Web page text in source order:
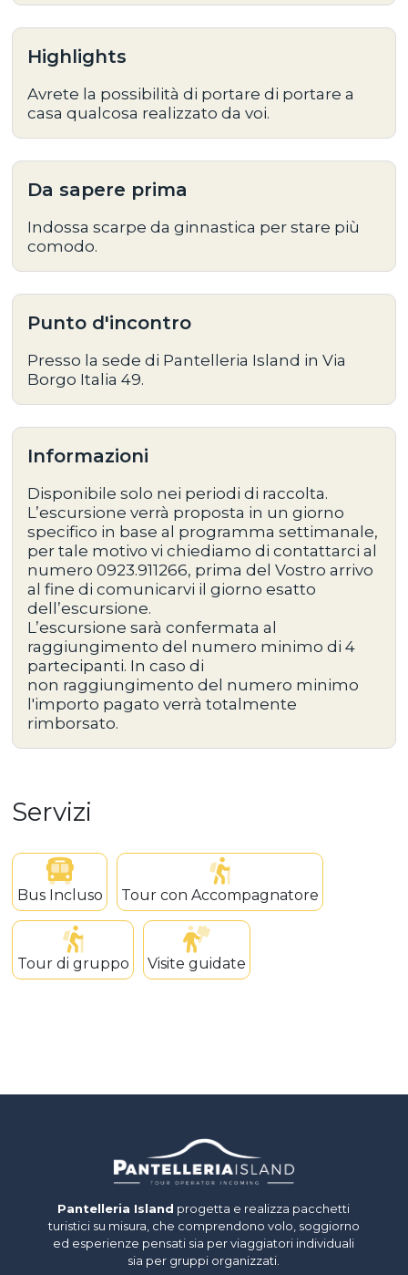
Highlights
Avrete la possibilità di portare di portare a
casa qualcosa realizzato da voi.
Da sapere prima
Indossa scarpe da ginnastica per stare più
comodo.
Punto d'incontro
Presso la sede di Pantelleria Island in Via
Borgo Italia 49.
Informazioni
Disponibile solo nei periodi di raccolta.
L’escursione verrà proposta in un giorno
specifico in base al programma settimanale,
per tale motivo vi chiediamo di contattarci al
numero 0923.911266, prima del Vostro arrivo
al fine di comunicarvi il giorno esatto
dell’escursione.
L’escursione sarà confermata al
raggiungimento del numero minimo di 4
partecipanti. In caso di
non raggiungimento del numero minimo
l'importo pagato verrà totalmente
rimborsato.
Servizi
Bus Incluso Tour con Accompagnatore
Tour di gruppo Visite guidate
Pantelleria Island progetta e realizza pacchetti
turistici su misura, che comprendono volo, soggiorno
ed esperienze pensati sia per viaggiatori individuali
sia per gruppi organizzati.